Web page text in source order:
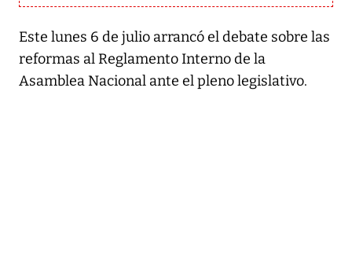
Este lunes 6 de julio arrancó el debate sobre las
reformas al Reglamento Interno de la
Asamblea Nacional ante el pleno legislativo.